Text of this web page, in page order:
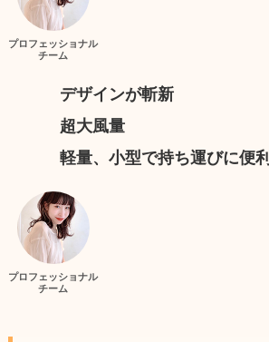
プロフェッショナル
チーム
デザインが斬新
超大風量
軽量、小型で持ち運びに便利
プロフェッショナル
チーム